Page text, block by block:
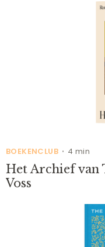
BOEKENCLUB • 4 min
Het Archief van
Voss